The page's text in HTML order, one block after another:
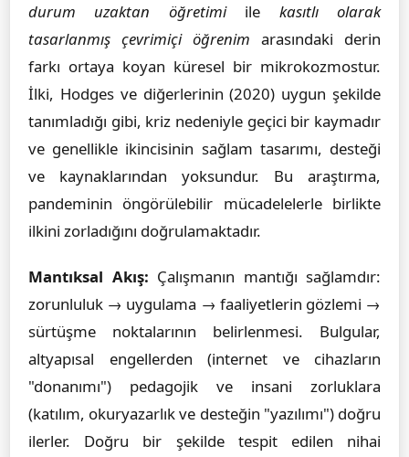
durum uzaktan öğretimiile kasıtlı olarak
tasarlanmış çevrimiçi öğrenim arasındaki derin
farkı ortaya koyan küresel bir mikrokozmostur.
İlki, Hodges ve diğerlerinin (2020) uygun şekilde
tanımladığı gibi, kriz nedeniyle geçici bir kaymadır
ve genellikle ikincisinin sağlam tasarımı, desteği
ve kaynaklarından yoksundur. Bu araştırma,
pandeminin öngörülebilir mücadelelerle birlikte
ilkini zorladığını doğrulamaktadır.
Mantıksal Akış: Çalışmanın mantığı sağlamdır:
zorunluluk → uygulama → faaliyetlerin gözlemi →
sürtüşme noktalarının belirlenmesi. Bulgular,
altyapısal engellerden (internet ve cihazların
"donanımı") pedagojik ve insani zorluklara
(katılım, okuryazarlık ve desteğin "yazılımı") doğru
ilerler. Doğru bir şekilde tespit edilen nihai